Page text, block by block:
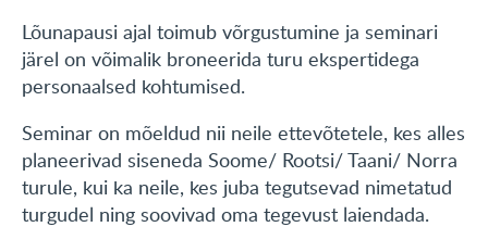
Lõunapausi ajal toimub võrgustumine ja seminari
järel on võimalik broneerida turu ekspertidega
personaalsed kohtumised.
Seminar on mõeldud nii neile ettevõtetele, kes alles
planeerivad siseneda Soome/ Rootsi/ Taani/ Norra
turule, kui ka neile, kes juba tegutsevad nimetatud
turgudel ning soovivad oma tegevust laiendada.